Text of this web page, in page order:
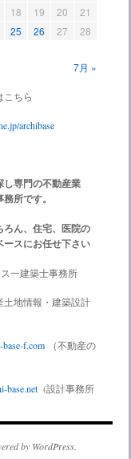
7月 »
18 19 20
21
25 26 27
28
こちら
archibase
し専門の不動産業
所です。
ろん、住宅、医院の
ースにお任せ下さい
一建築士事務所
土地情報・建築設計
base-f.com
（不動産の
base.net (設計事務所
by WordPress.